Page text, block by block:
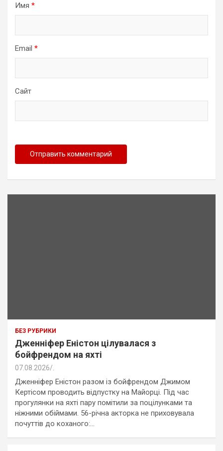
Имя *
Email *
Сайт
БЕЗ РУБРИКИ
Дженніфер Еністон цілувалася з
бойфрендом на яхті
07.08.2026
Дженніфер Еністон разом із бойфрендом Джимом
Кертісом проводить відпустку на Майорці. Під час
прогулянки на яхті пару помітили за поцілунками та
ніжними обіймами. 56-річна акторка не приховувала
почуттів до коханого:…